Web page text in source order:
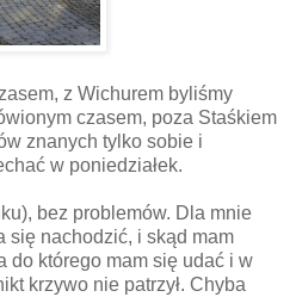
z Wichurem byliśmy
czasem, poza Staśkiem
znanych tylko sobie i
w poniedziałek.
bez problemów. Dla mnie
się nachodzić, i skąd mam
do którego mam się udać i w
krzywo nie patrzył. Chyba